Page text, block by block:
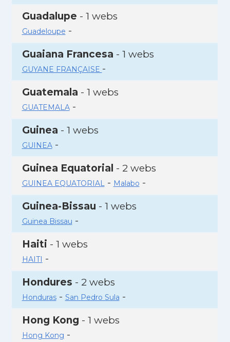
Guadalupe - 1 webs
Guadeloupe -
Guaiana Francesa - 1 webs
GUYANE FRANÇAISE -
Guatemala - 1 webs
GUATEMALA-
Guinea - 1 webs
GUINEA-
Guinea Equatorial - 2 webs
GUINEA EQUATORIAL- Malabo -
Guinea-Bissau - 1 webs
Guinea Bissau -
Haiti - 1 webs
HAITI -
Hondures - 2 webs
Honduras- San Pedro Sula -
Hong Kong - 1 webs
Hong Kong -